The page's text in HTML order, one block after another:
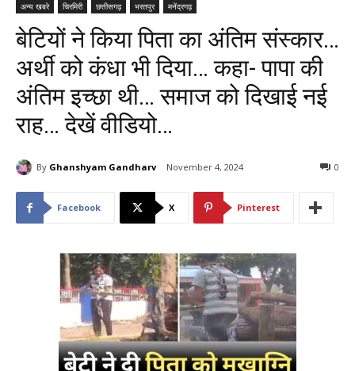
अन्य खबरे चिरमिरी छत्तीसगढ़ भरतपुर मनेंद्रगढ़
बेटियों ने किया पिता का अंतिम संस्कार…
अर्थी को कंधा भी दिया… कहा- पापा की
अंतिम इच्छा थी… समाज को दिखाई नई
राह… देखें वीडियो…
By Ghanshyam Gandharv November 4, 2024 0
Facebook X Pinterest